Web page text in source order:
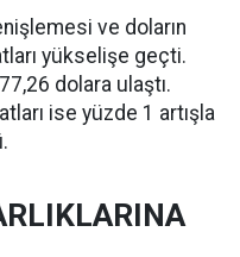
ve doların
yükselişe geçti.
dolara ulaştı.
ise yüzde 1 artışla